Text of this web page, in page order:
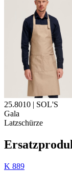
25.8010 | SOL'S
Gala
Latzschürze
K 889